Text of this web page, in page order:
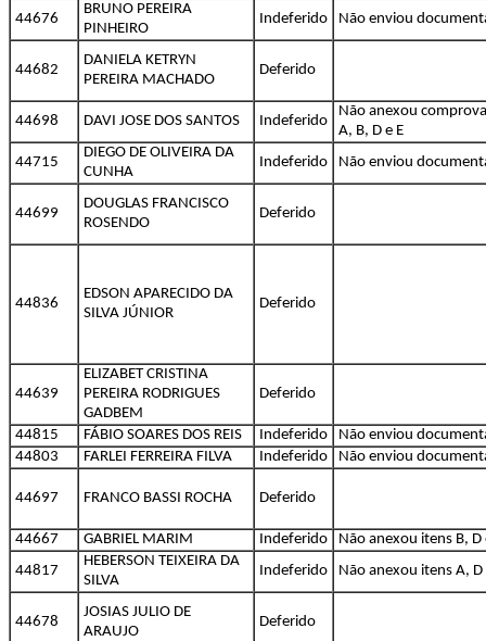
44676
BRUNO PEREIRA
PINHEIRO
Indeferido Não enviou
44682
DANIELA KETRYN
PEREIRA MACHADO
Deferido
44698 DAVI JOSE DOS SANTOS Indeferido
Não anexou
A, B, D e E
44715
DIEGO DE OLIVEIRA DA
CUNHA
Indeferido Não enviou
44699
DOUGLAS FRANCISCO
ROSENDO
Deferido
44836
EDSON APARECIDO DA
SILVA JÚNIOR
Deferido
44639
ELIZABET CRISTINA
PEREIRA RODRIGUES
GADBEM
Deferido
44815 FÁBIO SOARES DOS REIS Indeferido
Não enviou
44803
FARLEI FERREIRA FILVA Indeferido Não enviou
44697 FRANCO BASSI ROCHA Deferido
44667 GABRIEL MARIM Indeferido
Não anexou itens B, D
44817
HEBERSON TEIXEIRA DA
SILVA
Indeferido Não anexou itens A, D
44678
JOSIAS JULIO DE
ARAUJO
Deferido